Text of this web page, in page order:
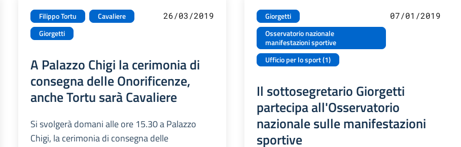
Filippo Tortu
Cavaliere
Giorgetti
26/03/2019
A Palazzo Chigi la cerimonia di
consegna delle Onorificenze,
anche Tortu sarà Cavaliere
Si svolgerà domani alle ore 15.30 a Palazzo
Chigi, la cerimonia di consegna delle
Giorgetti
Osservatorio nazionale
manifestazioni sportive
Ufficio per lo sport (1)
07/01/2019
Il sottosegretario Giorgetti
partecipa all'Osservatorio
nazionale sulle manifestazioni
sportive